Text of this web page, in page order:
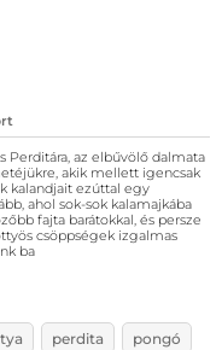
az elbűvölő dalmata
akik mellett igencsak
kalandjait ezúttal egy
ahol sok-sok kalamajkába
fajta barátokkal, és persze
csöppségek izgalmas
ba
perdita
pongó